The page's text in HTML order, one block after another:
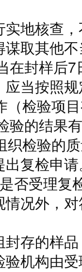
地核查
取其他
在封样后
当按照
（检验项
验的结果
织检验的
复检申
否受理复
况外，
存的样
机构由